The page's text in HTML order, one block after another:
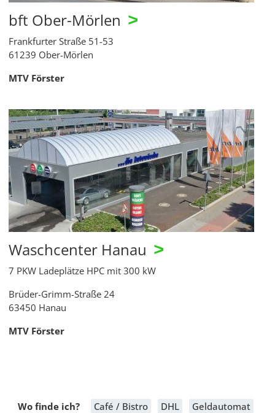
bft Ober-Mörlen >
Frankfurter Straße 51-53
61239 Ober-Mörlen
MTV Förster
Waschcenter Hanau >
7 PKW Ladeplätze HPC mit 300 kW
Brüder-Grimm-Straße 24
63450 Hanau
MTV Förster
Wo finde ich? Café / Bistro DHL
Geldautomat